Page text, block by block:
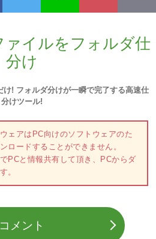
ァイルをフォルダ仕
分け
け! フォルダ分けが一瞬で完了する高速仕
分けツール!
ェアはPC向けのソフトウェアのた
ロードすることができません。
PCと情報共有して頂き、PCからダ
。
コメント